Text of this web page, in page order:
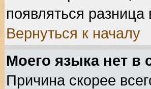
появляться
Вернуться к началу
Моего языка нет в
Причина скорее